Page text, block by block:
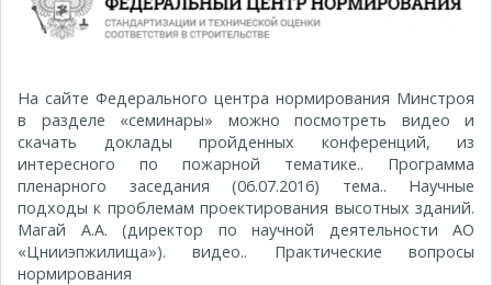
На сайте Федерального центра нормирования Минстроя
в разделе «семинары» можно посмотреть видео и
скачать доклады пройденных конференций, из
интересного по пожарной тематике.. Программа
пленарного заседания (06.07.2016) тема.. Научные
подходы к проблемам проектирования высотных зданий.
Магай А.А. (директор по научной деятельности АО
«Цнииэпжилища»). видео.. Практические вопросы
нормирования